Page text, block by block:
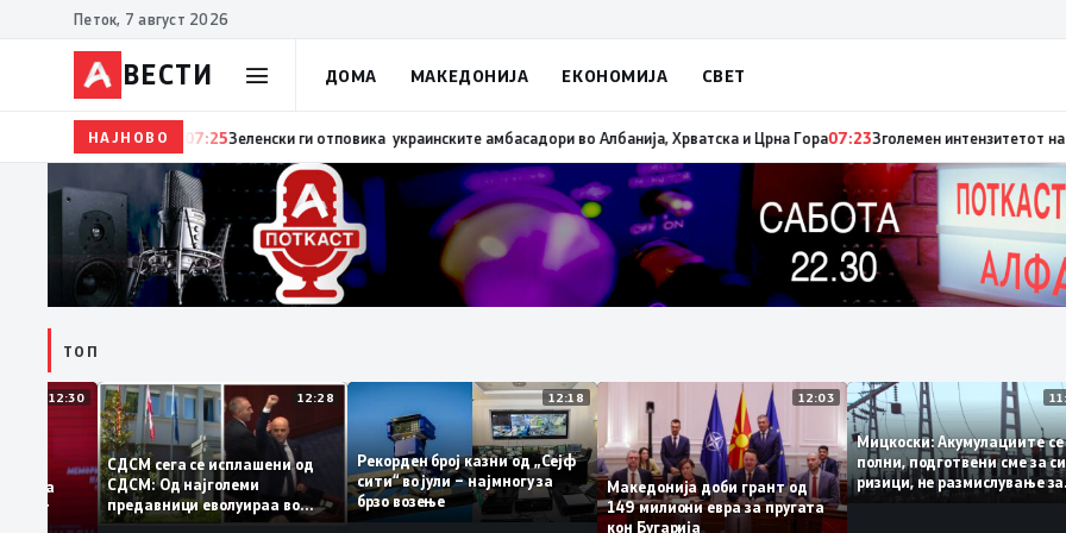
Петок, 7 август 2026
ВЕСТИ ДОМА МАКЕДОНИЈА ЕКОНОМИЈА СВЕТ
НАЈНОВО07:27Трамп: Две работи ја убиваат Европа – првата е имиграцијата, втората е енергијата07:25Зеленски ги отповика
ТОП
12:30
на
12:28
СДСМ сега се исплашени од
СДСМ: Од најголеми
предавници еволуираа во
најголеми патриоти
12:18
Рекорден број казни од „Сејф
сити“ во јули – најмногу за
брзо возење
12:03
Македонија доби грант од
149 милиони евра за пругата
кон Бугарија
Мицкоски:
полни, подготвени сме
ризици, не
поскапување на струјата